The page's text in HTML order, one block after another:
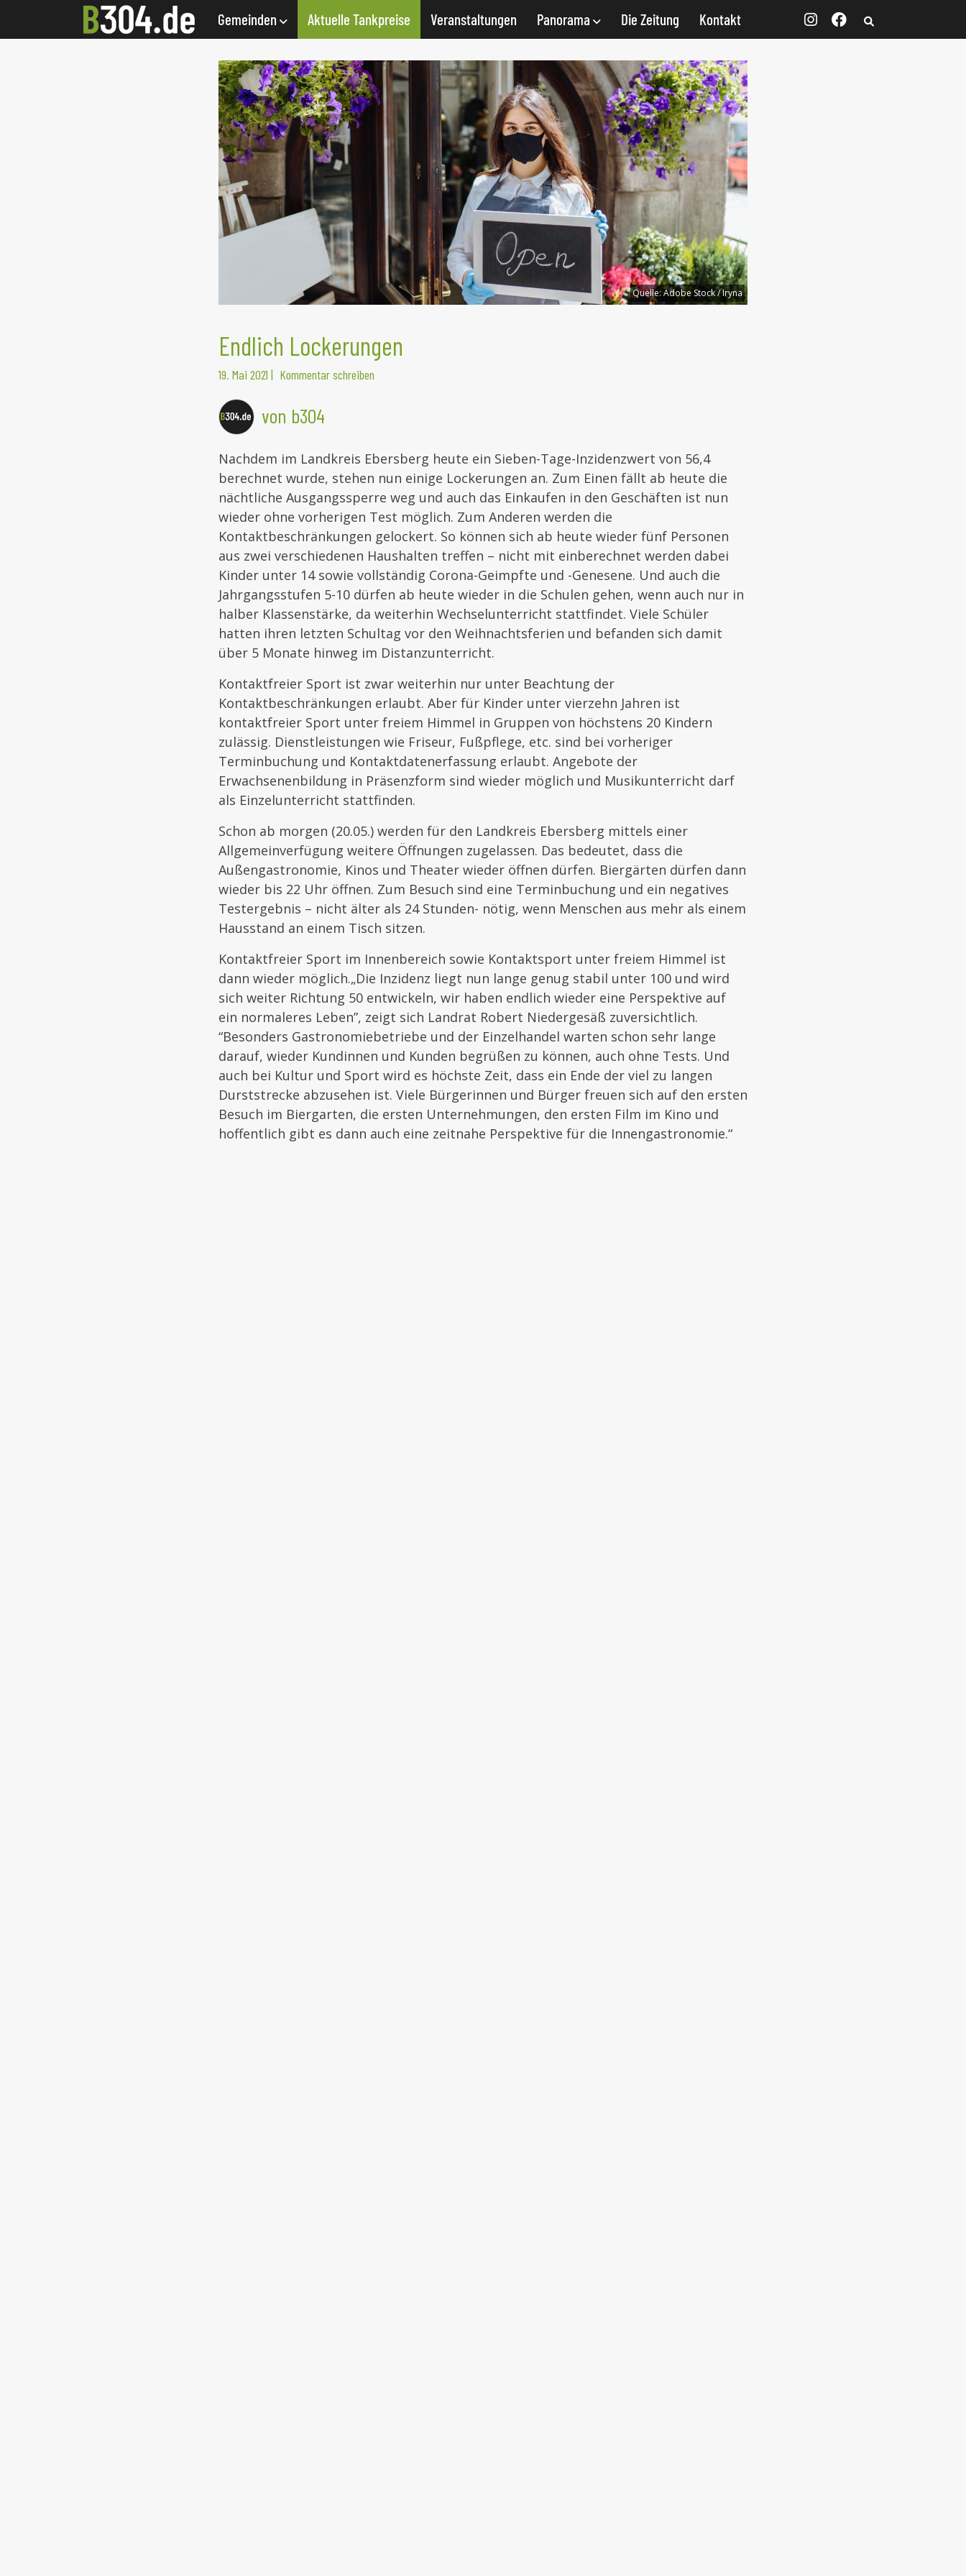
Gemeinden Aktuelle Tankpreise Veranstaltungen Panorama Die Zeitung Kontakt
Quelle:Adobe Stock / Iryna
Endlich Lockerungen
19. Mai 2021 | Kommentar schreiben
von b304
Nachdem im Landkreis Ebersberg heute ein Sieben-Tage-Inzidenzwert von 56,4
berechnet wurde, stehen nun einige Lockerungen an. Zum Einen fällt ab heute die
nächtliche Ausgangssperre weg und auch das Einkaufen in den Geschäften ist nun
wieder ohne vorherigen Test möglich. Zum Anderen werden die
Kontaktbeschränkungen gelockert. So können sich ab heute wieder fünf Personen
aus zwei verschiedenen Haushalten treffen – nicht mit einberechnet werden dabei
Kinder unter 14 sowie vollständig Corona-Geimpfte und -Genesene. Und auch die
Jahrgangsstufen 5-10 dürfen ab heute wieder in die Schulen gehen, wenn auch nur in
halber Klassenstärke, da weiterhin Wechselunterricht stattfindet. Viele Schüler
hatten ihren letzten Schultag vor den Weihnachtsferien und befanden sich damit
über 5 Monate hinweg im Distanzunterricht.
Kontaktfreier Sport ist zwar weiterhin nur unter Beachtung der
Kontaktbeschränkungen erlaubt. Aber für Kinder unter vierzehn Jahren ist
kontaktfreier Sport unter freiem Himmel in Gruppen von höchstens 20 Kindern
zulässig. Dienstleistungen wie Friseur, Fußpflege, etc. sind bei vorheriger
Terminbuchung und Kontaktdatenerfassung erlaubt. Angebote der
Erwachsenenbildung in Präsenzform sind wieder möglich und Musikunterricht darf
als Einzelunterricht stattfinden.
Schon ab morgen (20.05.) werden für den Landkreis Ebersberg mittels einer
Allgemeinverfügung weitere Öffnungen zugelassen. Das bedeutet, dass die
Außengastronomie, Kinos und Theater wieder öffnen dürfen. Biergärten dürfen dann
wieder bis 22 Uhr öffnen. Zum Besuch sind eine Terminbuchung und ein negatives
Testergebnis – nicht älter als 24 Stunden- nötig, wenn Menschen aus mehr als einem
Hausstand an einem Tisch sitzen.
Kontaktfreier Sport im Innenbereich sowie Kontaktsport unter freiem Himmel ist
dann wieder möglich.„Die Inzidenz liegt nun lange genug stabil unter 100 und wird
sich weiter Richtung 50 entwickeln, wir haben endlich wieder eine Perspektive auf
ein normaleres Leben”, zeigt sich Landrat Robert Niedergesäß zuversichtlich.
“Besonders Gastronomiebetriebe und der Einzelhandel warten schon sehr lange
darauf, wieder Kundinnen und Kunden begrüßen zu können, auch ohne Tests. Und
auch bei Kultur und Sport wird es höchste Zeit, dass ein Ende der viel zu langen
Durststrecke abzusehen ist. Viele Bürgerinnen und Bürger freuen sich auf den ersten
Besuch im Biergarten, die ersten Unternehmungen, den ersten Film im Kino und
hoffentlich gibt es dann auch eine zeitnahe Perspektive für die Innengastronomie.“